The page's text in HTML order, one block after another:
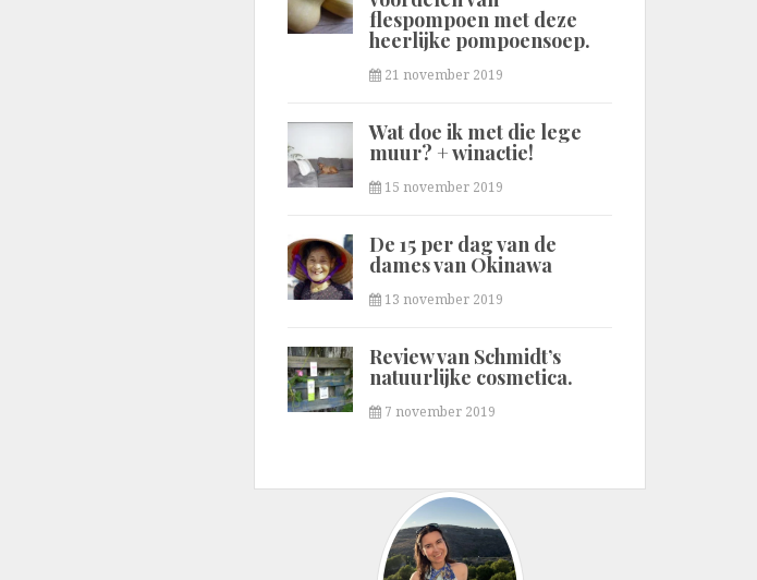
flespompoen met deze
heerlijke pompoensoep.
21 november 2019
Wat doe ik met die lege
muur? + winactie!
15 november 2019
De 15 per dag van de
dames van Okinawa
13 november 2019
Review van Schmidt’s
natuurlijke cosmetica.
7 november 2019